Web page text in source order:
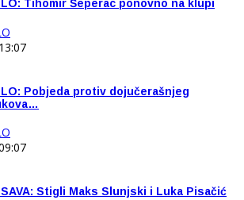
Tihomir Šeperac ponovno na klupi
Pobjeda protiv dojučerašnjeg
SAVA: Stigli Maks Slunjski i Luka Pisačić